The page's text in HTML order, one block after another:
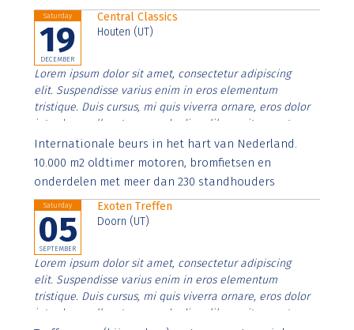
Saturday
19
DECEMBER
Central Classics
Houten (UT)
Lorem ipsum dolor sit amet, consectetur adipiscing
elit. Suspendisse varius enim in eros elementum
tristique. Duis cursus, mi quis viverra ornare, eros dolor
interdum nulla, ut commodo diam libero vitae erat.
Aenean faucibus nibh et justo cursus id rutrum lorem
imperdiet. Nunc ut sem vitae risus tristique posuere.
Internationale beurs in het hart van Nederland.
10.000 m2 oldtimer motoren, bromfietsen en
onderdelen met meer dan 230 standhouders
Saturday
05
SEPTEMBER
Exoten Treffen
Doorn (UT)
Lorem ipsum dolor sit amet, consectetur adipiscing
elit. Suspendisse varius enim in eros elementum
tristique. Duis cursus, mi quis viverra ornare, eros dolor
interdum nulla, ut commodo diam libero vitae erat.